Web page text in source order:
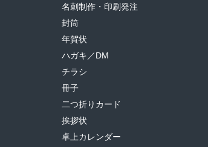
名刺制作・印刷発注
封筒
年賀状
ハガキ／DM
チラシ
冊子
二つ折りカード
挨拶状
卓上カレンダー